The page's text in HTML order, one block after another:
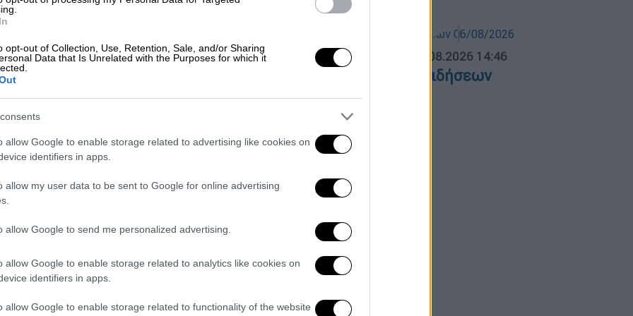
opt-out of Collection, Use, Retention, Sale, and/or Sharing
Data that Is Unrelated with the Purposes for which it
allow Google to enable storage related to advertising like cookies on
identifiers in apps.
allow my user data to be sent to Google for online advertising
allow Google to send me personalized advertising.
allow Google to enable storage related to analytics like cookies on
identifiers in apps.
allow Google to enable storage related to functionality of the website
Ήταν ο τελευταίος μάρτυρας της
Ίδρυσε στο Μεξικό το Μουσείο του
Σπιτιού του Λέοντα Τρότσκι
Θέατρο|26.04.2022 17:34
Βαρκελώνη ‘36: Η νέα παράσταση
με τα γεγονότα του Ισπανικού
Εμφυλίου
Με καθαρή κριτική ματιά πάνω στην
ΑΘΛΗΤΙΚΟ ΔΕΛΤΙΟ 06.08.2026 14:46
Αθλητικό δελτίο ειδήσεων
06/08/2026